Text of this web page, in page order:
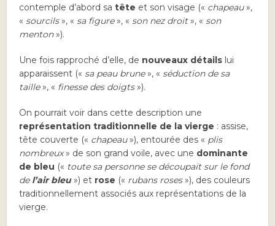
contemple d’abord sa tête et son visage (« chapeau»,
« sourcils», « sa figure», « son nez droit», « son
menton»).
Une fois rapproché d’elle, de nouveaux détails lui
apparaissent (« sa peau brune», « séduction de sa
taille», « finesse des doigts»).
On pourrait voir dans cette description une
représentation traditionnelle de la vierge : assise,
tête couverte (« chapeau»), entourée des « plis
nombreux» de son grand voile, avec une dominante
de bleu (« toute sa personne se découpait sur le fond
de l’air bleu ») et rose (« rubans roses»), des couleurs
traditionnellement associés aux représentations de la
vierge.